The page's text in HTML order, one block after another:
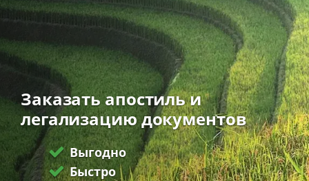
Заказать апостиль и
легализацию документов
Выгодно
Быстро